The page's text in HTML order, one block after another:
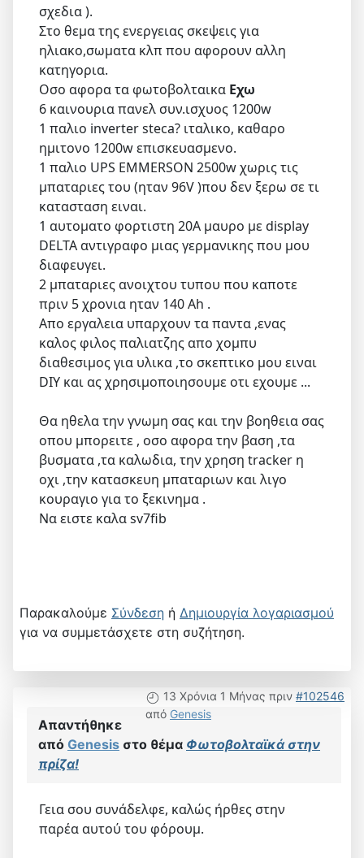
σχεδια ).
Στο θεμα της ενεργειας σκεψεις για
ηλιακο,σωματα κλπ που αφορουν αλλη
κατηγορια.
Οσο αφορα τα φωτοβολταικα Εχω
6 καινουρια πανελ συν.ισχυος 1200w
1 παλιο inverter steca? ιταλικο, καθαρο
ημιτονο 1200w επισκευασμενο.
1 παλιο UPS EMMERSON 2500w χωρις τις
μπαταριες του (ηταν 96V )που δεν ξερω σε τι
κατασταση ειναι.
1 αυτοματο φορτιστη 20Α μαυρο με display
DELTA αντιγραφο μιας γερμανικης που μου
διαφευγει.
2 μπαταριες ανοιχτου τυπου που καποτε
πριν 5 χρονια ηταν 140 Αh .
Απο εργαλεια υπαρχουν τα παντα ,ενας
καλος φιλος παλιατζης απο χομπυ
διαθεσιμος για υλικα ,το σκεπτικο μου ειναι
DIY και ας χρησιμοποιησουμε οτι εχουμε ...
Θα ηθελα την γνωμη σας και την βοηθεια σας
οπου μπορειτε , οσο αφορα την βαση ,τα
βυσματα ,τα καλωδια, την χρηση tracker η
οχι ,την κατασκευη μπαταριων και λιγο
κουραγιο για το ξεκινημα .
Να ειστε καλα sv7fib
Παρακαλούμε Σύνδεση ή Δημιουργία λογαριασμού
για να συμμετάσχετε στη συζήτηση.
13 Χρόνια 1 Μήνας πριν #102546
από Genesis
Απαντήθηκε
από Genesis στο θέμα Φωτοβολταϊκά στην
πρίζα!
Γεια σου συνάδελφε, καλώς ήρθες στην
παρέα αυτού του φόρουμ.